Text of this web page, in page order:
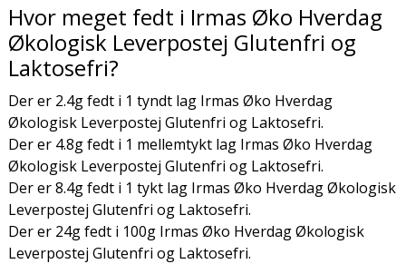
Hvor meget fedt i Irmas Øko Hverdag
Økologisk Leverpostej Glutenfri og
Laktosefri?
Der er 2.4g fedt i 1 tyndt lag Irmas Øko Hverdag
Økologisk Leverpostej Glutenfri og Laktosefri.
Der er 4.8g fedt i 1 mellemtykt lag Irmas Øko Hverdag
Økologisk Leverpostej Glutenfri og Laktosefri.
Der er 8.4g fedt i 1 tykt lag Irmas Øko Hverdag Økologisk
Leverpostej Glutenfri og Laktosefri.
Der er 24g fedt i 100g Irmas Øko Hverdag Økologisk
Leverpostej Glutenfri og Laktosefri.